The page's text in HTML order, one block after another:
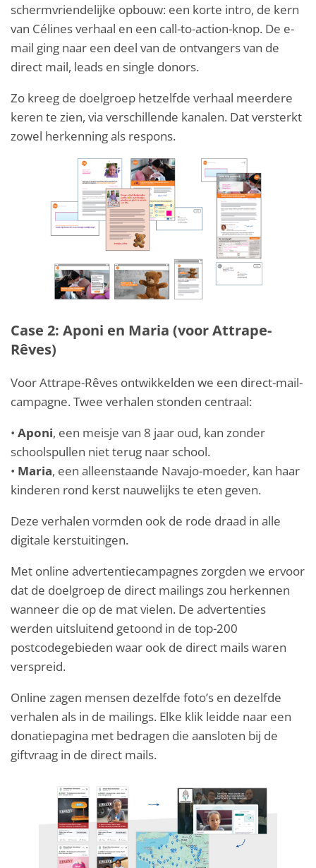
schermvriendelijke opbouw: een korte intro, de kern
van Célines verhaal en een call-to-action-knop. De e-
mail ging naar een deel van de ontvangers van de
direct mail, leads en single donors.
Zo kreeg de doelgroep hetzelfde verhaal meerdere
keren te zien, via verschillende kanalen. Dat versterkt
zowel herkenning als respons.
Case 2: Aponi en Maria (voor Attrape-
Rêves)
Voor Attrape-Rêves ontwikkelden we een direct-mail-
campagne. Twee verhalen stonden centraal:
• Aponi, een meisje van 8 jaar oud, kan zonder
schoolspullen niet terug naar school.
• Maria, een alleenstaande Navajo-moeder, kan haar
kinderen rond kerst nauwelijks te eten geven.
Deze verhalen vormden ook de rode draad in alle
digitale kerstuitingen.
Met online advertentiecampagnes zorgden we ervoor
dat de doelgroep de direct mailings zou herkennen
wanneer die op de mat vielen. De advertenties
werden uitsluitend getoond in de top-200
postcodegebieden waar ook de direct mails waren
verspreid.
Online zagen mensen dezelfde foto’s en dezelfde
verhalen als in de mailings. Elke klik leidde naar een
donatiepagina met bedragen die aansloten bij de
giftvraag in de direct mails.